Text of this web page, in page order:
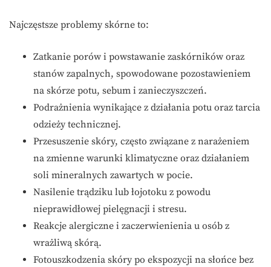
Najczęstsze problemy skórne to:
Zatkanie porów i powstawanie zaskórników oraz
stanów zapalnych, spowodowane pozostawieniem
na skórze potu, sebum i zanieczyszczeń.
Podrażnienia wynikające z działania potu oraz tarcia
odzieży technicznej.
Przesuszenie skóry, często związane z narażeniem
na zmienne warunki klimatyczne oraz działaniem
soli mineralnych zawartych w pocie.
Nasilenie trądziku lub łojotoku z powodu
nieprawidłowej pielęgnacji i stresu.
Reakcje alergiczne i zaczerwienienia u osób z
wrażliwą skórą.
Fotouszkodzenia skóry po ekspozycji na słońce bez